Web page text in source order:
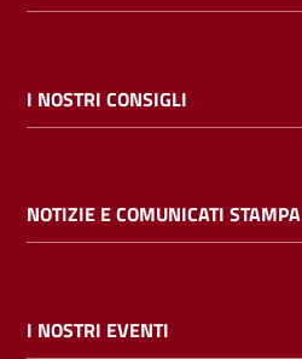
cataloghi
bibliotecario
I NOSTRI CONSIGLI
NOTIZIE E COMUNICATI STAMPA
I NOSTRI EVENTI